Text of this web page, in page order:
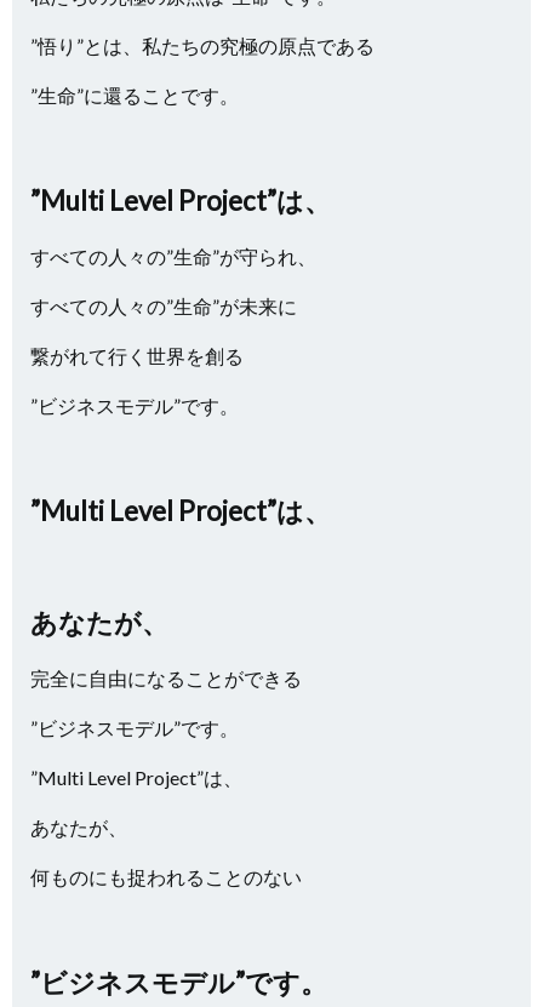
”悟り”とは、私たちの究極の原点である
”生命”に還ることです。
”Multi Level Project”は、
すべての人々の”生命”が守られ、
すべての人々の”生命”が未来に
繋がれて行く世界を創る
”ビジネスモデル”です。
”Multi Level Project”は、
あなたが、
完全に自由になることができる
”ビジネスモデル”です。
”Multi Level Project”は、
あなたが、
何ものにも捉われることのない
”ビジネスモデル”です。